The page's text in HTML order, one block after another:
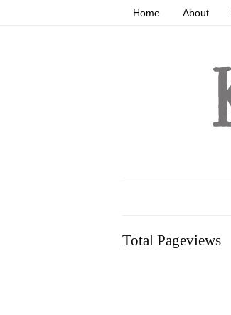
Home About
Total Pageviews